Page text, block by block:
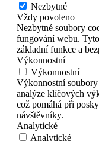
Nezbytné
Vždy povoleno
Nezbytné soubory
fungování webu.
základní funkce a
Výkonnostní
Výkonnostní
Výkonnostní
analýze klíčových
což pomáhá při
návštěvníky.
Analytické
Analytické